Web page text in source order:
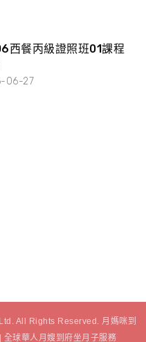
西餐丙級證照班01課程
06-27
All Rights Reserved. 月媽咪到
球華人月嫂到府坐月子服務